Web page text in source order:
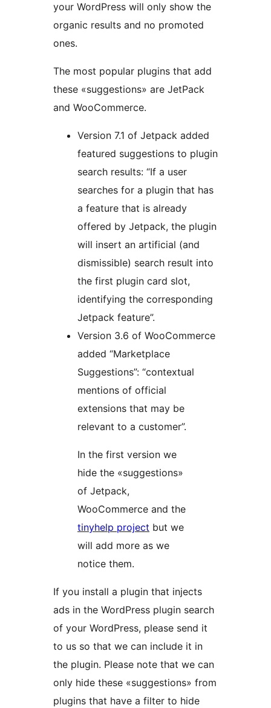
your WordPress will only show the
organic results and no promoted
ones.
The most popular plugins that add
these «suggestions» are JetPack
and WooCommerce.
Version 7.1 of Jetpack added
featured suggestions to plugin
search results: “If a user
searches for a plugin that has
a feature that is already
offered by Jetpack, the plugin
will insert an artificial (and
dismissible) search result into
the first plugin card slot,
identifying the corresponding
Jetpack feature”.
Version 3.6 of WooCommerce
added “Marketplace
Suggestions”: “contextual
mentions of official
extensions that may be
relevant to a customer”.
In the first version we
hide the «suggestions»
of Jetpack,
WooCommerce and the
tinyhelp project but we
will add more as we
notice them.
If you install a plugin that injects
ads in the WordPress plugin search
of your WordPress, please send it
to us so that we can include it in
the plugin. Please note that we can
only hide these «suggestions» from
plugins that have a filter to hide